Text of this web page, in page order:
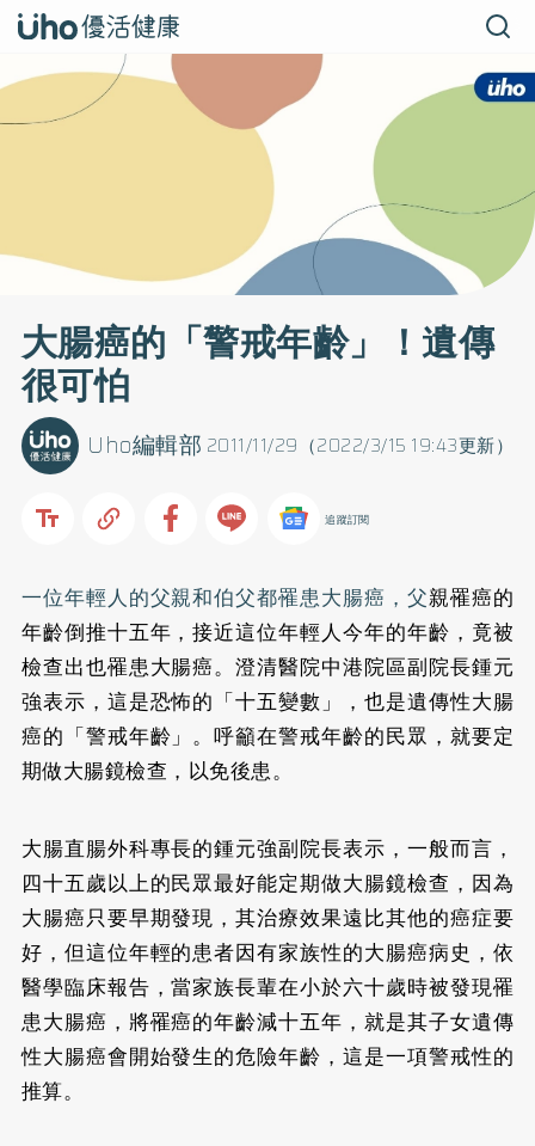
大腸癌的「警戒年齡」！遺傳
很可怕
2011/11/29（2022/3/15 19:43更新）
Uho編輯部
追蹤訂閱
一位年輕人的父親和伯父都罹患大腸癌 ，父親罹癌的
年齡倒推十五年，接近這位年輕人今年的年齡，竟被
檢查出也罹患大腸癌。澄清醫院中港院區副院長鍾元
強表示，這是恐怖的「十五變數」，也是遺傳性大腸
癌的「警戒年齡」。呼籲在警戒年齡的民眾，就要定
期做大腸鏡檢查，以免後患。
大腸直腸外科專長的鍾元強副院長表示，一般而言，
四十五歲以上的民眾最好能定期做大腸鏡檢查，因為
大腸癌只要早期發現，其治療效果遠比其他的癌症要
好，但這位年輕的患者因有家族性的大腸癌病史，依
醫學臨床報告，當家族長輩在小於六十歲時被發現罹
患大腸癌，將罹癌的年齡減十五年，就是其子女遺傳
性大腸癌會開始發生的危險年齡，這是一項警戒性的
推算。